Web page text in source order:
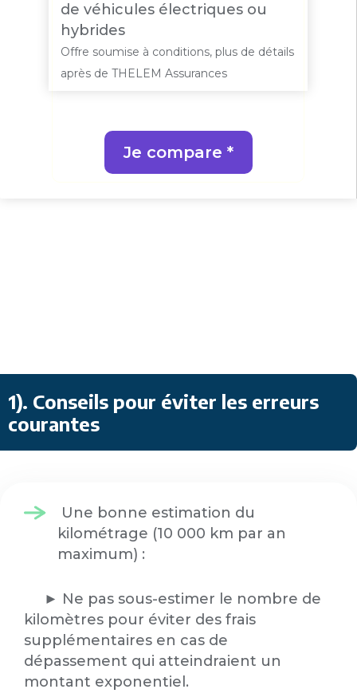
de véhicules électriques ou
hybrides
Offre soumise à conditions, plus de détails
après de THELEM Assurances
Je compare *
1). Conseils pour éviter les erreurs
courantes
Une bonne estimation du
kilométrage (10 000 km par an
maximum) :
► Ne pas sous-estimer le nombre de
kilomètres pour éviter des frais
supplémentaires en cas de
dépassement qui atteindraient un
montant exponentiel.